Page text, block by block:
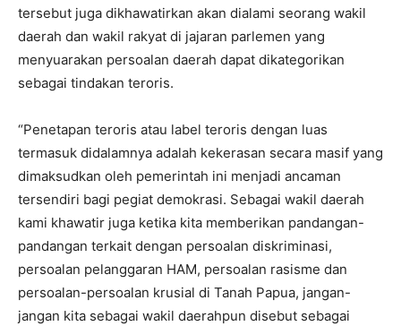
tersebut juga dikhawatirkan akan dialami seorang wakil
daerah dan wakil rakyat di jajaran parlemen yang
menyuarakan persoalan daerah dapat dikategorikan
sebagai tindakan teroris.
“Penetapan teroris atau label teroris dengan luas
termasuk didalamnya adalah kekerasan secara masif yang
dimaksudkan oleh pemerintah ini menjadi ancaman
tersendiri bagi pegiat demokrasi. Sebagai wakil daerah
kami khawatir juga ketika kita memberikan pandangan-
pandangan terkait dengan persoalan diskriminasi,
persoalan pelanggaran HAM, persoalan rasisme dan
persoalan-persoalan krusial di Tanah Papua, jangan-
jangan kita sebagai wakil daerahpun disebut sebagai